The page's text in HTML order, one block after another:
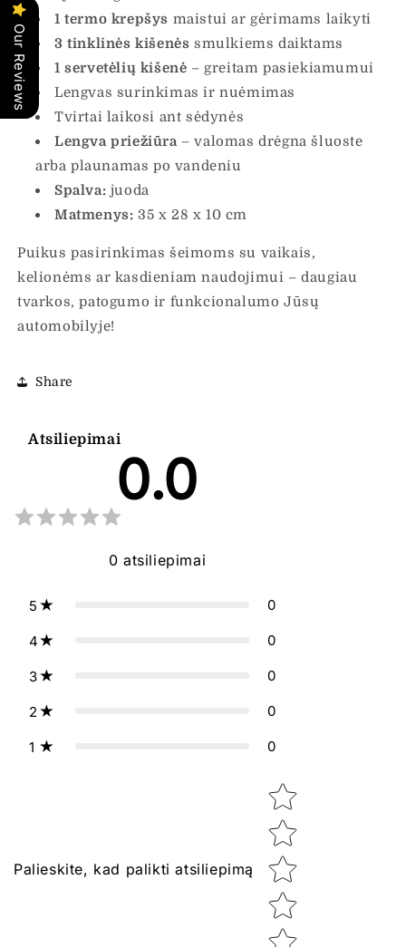
1 termo krepšys maistui ar gėrimams laikyti
3 tinklinės kišenės smulkiems daiktams
1 servetėlių kišenė – greitam pasiekiamumui
Lengvas surinkimas ir nuėmimas
Tvirtai laikosi ant sėdynės
Lengva priežiūra– valomas drėgna šluoste
arba plaunamas po vandeniu
Spalva: juoda
Matmenys: 35 x 28 x 10 cm
Puikus pasirinkimas šeimoms su vaikais,
kelionėms ar kasdieniam naudojimui – daugiau
tvarkos, patogumo ir funkcionalumo Jūsų
automobilyje!
Share
Atsiliepimai
0.0
0 atsiliepimai
5 0
4 0
3 0
2 0
1 0
Palieskite, kad palikti atsiliepimą
Star rating
Our Reviews